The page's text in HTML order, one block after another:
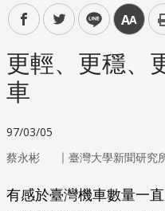
facebooktwitter line 中
更輕、更穩、
車
97/03/05
蔡永彬 ｜ 臺灣大學新聞研究
有感於臺灣機車數量一